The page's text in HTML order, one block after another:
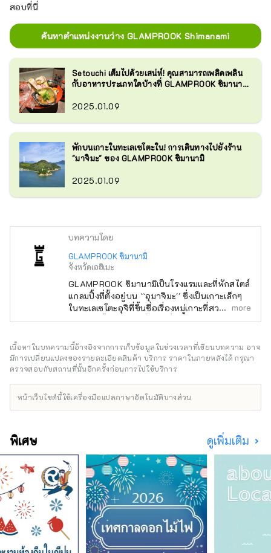
สอบที่นี่
ค้นหาตำแหน่งงานว่าง GLAMPROOK Shimanami
Setouchi เต็มไปด้วยเสน่ห์! คุณสามารถเพลิดเพลิน
กับอาหารประเภทใดบ้างที่ GLAMPROOK ชิมานา
2025.01.09
พักบนเกาะในทะเลเซโตะใน! การเดินทางไปยังร้าน
"มาจิมะ" ของ GLAMPROOK ชิมานามิ
2025.01.09
บทความโดย
GLAMPROOK ชิมานามิ
จังหวัดเอฮิเมะ
GLAMPROOK ชิมานามิเป็นโรงแรมและที่พักสไตล์
แกลมปิ้งที่ตั้งอยู่บน ``อุมาจิมะ'' ซึ่งเป็นเกาะเล็กๆ
ในทะเลเซโตะอุจิที่ขึ้นชื่อเรื่องหมู่เกาะที่สวยงาม
เกาะแห่งนี้เป็นสถานที่พิเศษที่สามารถเข้าถึงได้
ต้องเดินทางมาโดยเรือส่วนตัวหรือรถยนต์ส่วนตัว
จากท่าเรืออิมาบาริ จากห้องวิวทะเล คุณสามารถ
มองเห็นมหาสมุทรได้ไกลสุดลูกหูลูกตาและสะพาน
สุดพิเศษที่เวลาดูเหมือนจะเดินช้าลง นอกจากนี้
เพลิดเพลินไปกับการเผชิญหน้า ประสบการณ์ และ
ความตื่นเต้นที่สามารถสัมผัสได้บนเกาะพิเศษของ
ญี่ปุ่น "อุมาจิมะ" เท่านั้น
more
เนื้อหาในบทความนี้อ้างอิงจากการเก็บข้อมูลในช่วงเวลาที่เขียนบทความ อาจ
มีการเปลี่ยนแปลงของรายละเอียดสินค้า บริการ ราคาในภายหลังได้ กรุณา
ตรวจสอบกับสถานที่นั้นอีกครั้งก่อนการไปใช้บริการ
หน้าเว็บไซต์นี้ใช้เครื่องมือแปลภาษาอัตโนมัติบางส่วน
พิเศษ ดูเพิ่มเติม